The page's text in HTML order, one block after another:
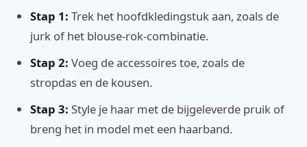
Stap 1: Trek het hoofdkledingstuk aan, zoals de
jurk of het blouse-rok-combinatie.
Stap 2: Voeg de accessoires toe, zoals de
stropdas en de kousen.
Stap 3: Style je haar met de bijgeleverde pruik of
breng het in model met een haarband.